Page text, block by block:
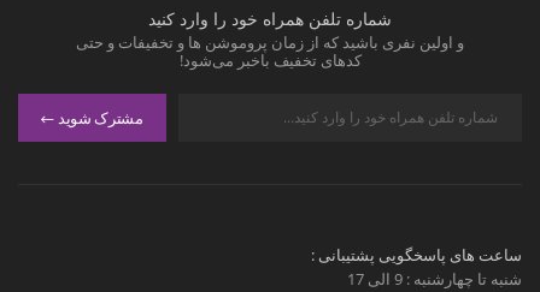
شماره تلفن همراه خود را وارد کنید
و اولین نفری باشید که از زمان پروموشن ها و تخفیفات و حتی
کدهای تخفیف باخبر می‌شود!
مشترک شوید
ساعت های پاسخگویی پشتیبانی :
شنبه تا چهارشنبه : 9 الی 17